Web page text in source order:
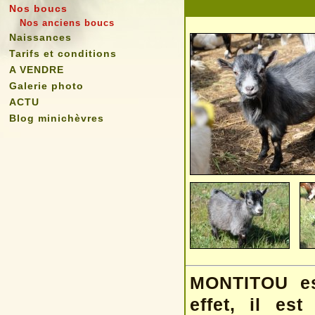
Nos boucs
Nos anciens boucs
Naissances
Tarifs et conditions
A VENDRE
Galerie photo
ACTU
Blog minichèvres
effet, il est